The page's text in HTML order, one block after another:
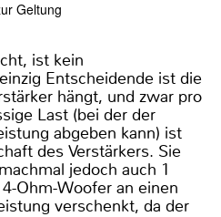
Geltung
ist kein
Entscheidende ist die
hängt, und zwar pro
Last (bei der der
abgeben kann) ist
des Verstärkers. Sie
jedoch auch 1
Ohm-Woofer an einen
verschenkt, da der